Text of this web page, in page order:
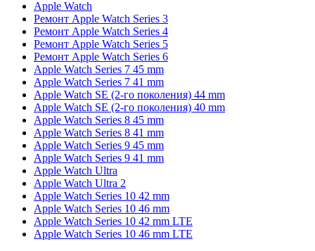
Apple Watch
Ремонт Apple Watch Series 3
Ремонт Apple Watch Series 4
Ремонт Apple Watch Series 5
Ремонт Apple Watch Series 6
Apple Watch Series 7 45 mm
Apple Watch Series 7 41 mm
Apple Watch SE (2-го поколения) 44 mm
Apple Watch SE (2-го поколения) 40 mm
Apple Watch Series 8 45 mm
Apple Watch Series 8 41 mm
Apple Watch Series 9 45 mm
Apple Watch Series 9 41 mm
Apple Watch Ultra
Apple Watch Ultra 2
Apple Watch Series 10 42 mm
Apple Watch Series 10 46 mm
Apple Watch Series 10 42 mm LTE
Apple Watch Series 10 46 mm LTE